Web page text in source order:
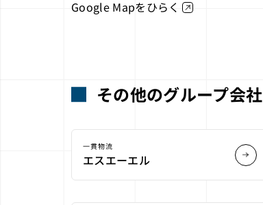
Google Mapをひらく
その他のグループ会社
一貫物流
エスエーエル